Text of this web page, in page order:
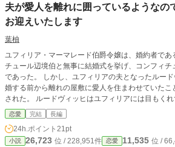
夫が愛人を離れに囲っているようなの
お迎えいたします
葉柚
ユフィリア・マーマレード伯爵令嬢は、婚約者であ
チュール辺境伯と無事に結婚式を挙げ、コンフィ
であった。 しかし、ユフィリアの夫となったルー
婚する前から離れの屋敷に愛人を住まわせていたこ
された。 ルードヴィッヒはユフィリアには目もく
すばかり。結婚したというのにユフィリアはルード
してもちゃんとした言葉を交わすことはなかった。 ユフィリアは決意するので
あった。 ルードヴィッヒが愛人を離れに囲うなら、
かった猫様を自室に迎えて愛でると。 だが、ユフィリアの決意をルードヴィッ
恋愛 完結 長編
24h.ポイント 21pt
小説 26,723 位 / 228,951件 恋愛 11,535 位 /